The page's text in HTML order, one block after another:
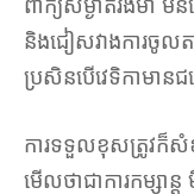
ពាក្យសម្ងាត់រឹងមាំ
និងជៀសវាងការចូល
ប្រសិនបើវេទិកាមានជម្
ការទទួលខុសត្រូវក៏សំ
មើលថាជាការកម្សាន្